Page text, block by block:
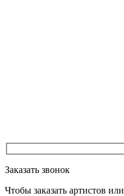
Заказать звонок
Чтобы заказать артистов